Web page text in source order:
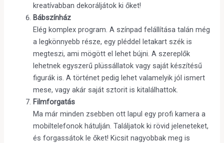
kreatívabban dekoráljátok ki őket!
Bábszínház
Elég komplex program. A színpad felállítása talán még
a legkönnyebb része, egy pléddel letakart szék is
megteszi, ami mögött el lehet bújni. A szereplők
lehetnek egyszerű plüssállatok vagy saját készítésű
figurák is. A történet pedig lehet valamelyik jól ismert
mese, vagy akár saját sztorit is kitalálhattok.
Filmforgatás
Ma már minden zsebben ott lapul egy profi kamera a
mobiltelefonok hátulján. Találjatok ki rövid jeleneteket,
és forgassátok le őket! Kicsit nagyobbak meg is